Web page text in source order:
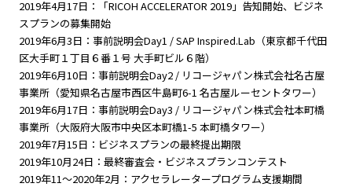
2019年4月17日：「RICOH ACCELERATOR 2019」告知開始、ビジネ
スプランの募集開始
2019年6月3日：事前説明会Day1 / SAP Inspired.Lab（東京都千代田
区大手町１丁目６番１号 大手町ビル６階）
2019年6月10日：事前説明会Day2 / リコージャパン株式会社名古屋
事業所（愛知県名古屋市西区牛島町6-1 名古屋ルーセントタワー）
2019年6月17日：事前説明会Day3 / リコージャパン株式会社本町橋
事業所（大阪府大阪市中央区本町橋1-5 本町橋タワー）
2019年7月15日：ビジネスプランの最終提出期限
2019年10月24日：最終審査会・ビジネスプランコンテスト
2019年11〜2020年2月：アクセラレータープログラム支援期間